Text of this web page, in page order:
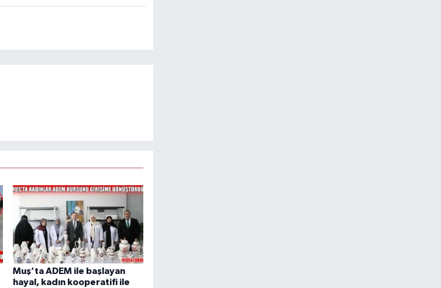
Muş’ta ADEM ile başlayan
hayal, kadın kooperatifi ile